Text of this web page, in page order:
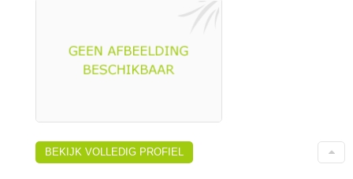
BEKIJK VOLLEDIG PROFIEL